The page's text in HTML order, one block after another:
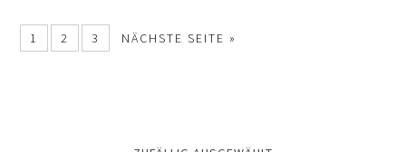
1 2 3 NÄCHSTE SEITE »